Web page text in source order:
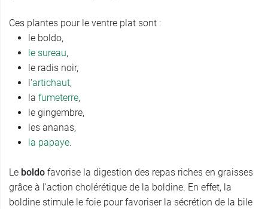
Ces plantes pour le ventre plat sont :
le boldo,
le sureau,
le radis noir,
l'artichaut,
la fumeterre,
le gingembre,
les ananas,
la papaye.
Le boldo favorise la digestion des repas riches en graisses
grâce à l'action cholérétique de la boldine. En effet, la
boldine stimule le foie pour favoriser la sécrétion de la bile